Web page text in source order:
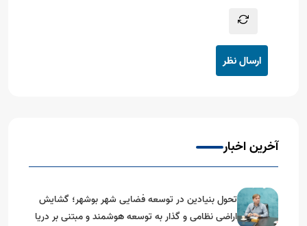
ارسال نظر
آخرین اخبار
تحول بنیادین در توسعه فضایی شهر بوشهر؛ گشایش
اراضی نظامی و گذار به توسعه هوشمند و مبتنی بر دریا